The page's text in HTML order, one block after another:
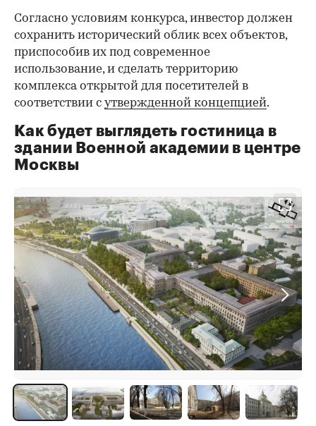
Согласно условиям конкурса, инвестор должен
сохранить исторический облик всех объектов,
приспособив их под современное
использование, и сделать территорию
комплекса открытой для посетителей в
соответствии с утвержденной концепцией.
Как будет выглядеть гостиница в
здании Военной академии в центре
Москвы